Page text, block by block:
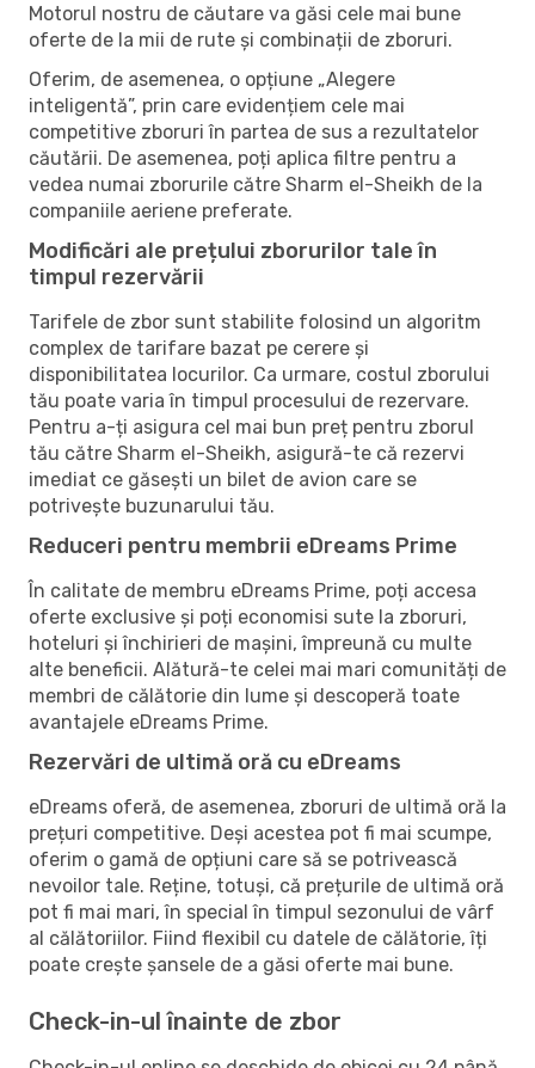
Motorul nostru de căutare va găsi cele mai bune
oferte de la mii de rute și combinații de zboruri.
Oferim, de asemenea, o opțiune „Alegere
inteligentă”, prin care evidențiem cele mai
competitive zboruri în partea de sus a rezultatelor
căutării. De asemenea, poți aplica filtre pentru a
vedea numai zborurile către Sharm el-Sheikh de la
companiile aeriene preferate.
Modificări ale prețului zborurilor tale în
timpul rezervării
Tarifele de zbor sunt stabilite folosind un algoritm
complex de tarifare bazat pe cerere și
disponibilitatea locurilor. Ca urmare, costul zborului
tău poate varia în timpul procesului de rezervare.
Pentru a-ți asigura cel mai bun preț pentru zborul
tău către Sharm el-Sheikh, asigură-te că rezervi
imediat ce găsești un bilet de avion care se
potrivește buzunarului tău.
Reduceri pentru membrii eDreams Prime
În calitate de membru eDreams Prime, poți accesa
oferte exclusive și poți economisi sute la zboruri,
hoteluri și închirieri de mașini, împreună cu multe
alte beneficii. Alătură-te celei mai mari comunități de
membri de călătorie din lume și descoperă toate
avantajele eDreams Prime.
Rezervări de ultimă oră cu eDreams
eDreams oferă, de asemenea, zboruri de ultimă oră la
prețuri competitive. Deși acestea pot fi mai scumpe,
oferim o gamă de opțiuni care să se potrivească
nevoilor tale. Reține, totuși, că prețurile de ultimă oră
pot fi mai mari, în special în timpul sezonului de vârf
al călătoriilor. Fiind flexibil cu datele de călătorie, îți
poate crește șansele de a găsi oferte mai bune.
Check-in-ul înainte de zbor